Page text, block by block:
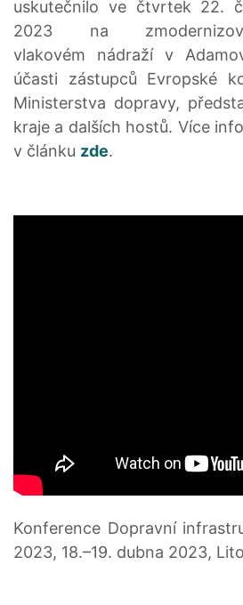
uskutečnilo ve čtvrtek 22.
2023 na
vlakovém nádraží v
účasti zástupců Evropské
Ministerstva dopravy,
kraje a dalších hostů. Více
v článku zde.
Konference Dopravní
2023, 18.–19. dubna 2023,